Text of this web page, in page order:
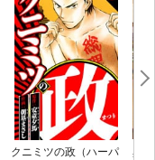
クニミツの政（ハーパ
異